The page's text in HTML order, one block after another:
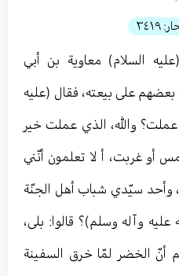
٣٤١٩
السلام) معاوية بن أبي
على بيعته، فقال (عليه
والله، الذي عملت خير
أو غربت، أ لا تعلمون أنّني
وأحد سيّدي شباب أهل الجنّة
وآله وسلم)؟ قالوا: بلى،
أنّ الخضر لمّا خرق السفينة